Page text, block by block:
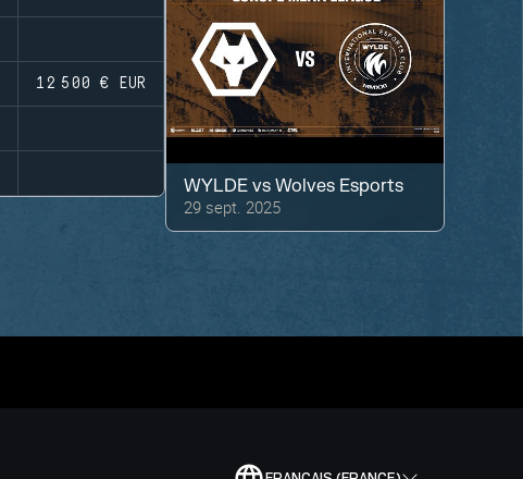
12 500 € EUR
WYLDE vsWolves Esports
29 sept. 2025